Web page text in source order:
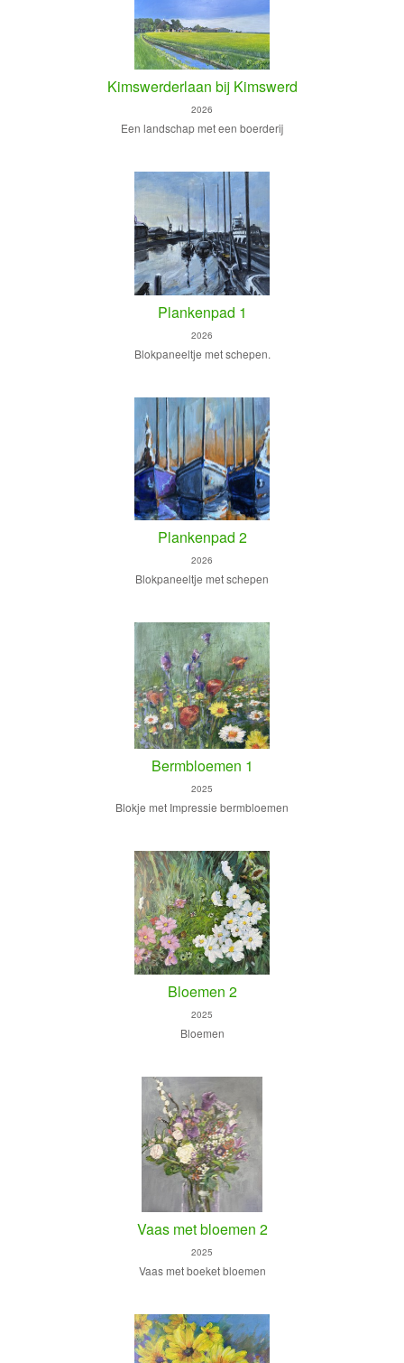
Kimswerderlaan bij Kimswerd
2026
Een landschap met een boerderij
Plankenpad 1
2026
Blokpaneeltje met schepen.
Plankenpad 2
2026
Blokpaneeltje met schepen
Bermbloemen 1
2025
Blokje met Impressie bermbloemen
Bloemen 2
2025
Bloemen
Vaas met bloemen 2
2025
Vaas met boeket bloemen